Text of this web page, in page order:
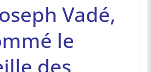
Vadé,
le
des